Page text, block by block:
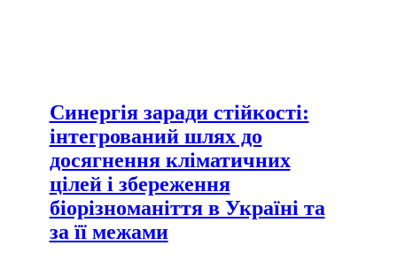
Синергія заради стійкості:
інтегрований шлях до
досягнення кліматичних
цілей і збереження
біорізноманіття в Україні та
за її межами